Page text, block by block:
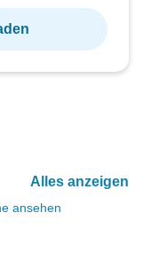
Alles anzeigen
ansehen